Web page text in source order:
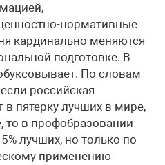
нормативные
кардинально меняются
подготовке. В
По словам
российская
в пятерку лучших в мире,
то в профобразовании
лучших, но только по
применению